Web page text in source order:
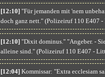
[12:10]"Für jemanden mit 'nem
doch ganz nett." (Polizeiruf 110 E407
[12:10]"Dixit dominus." "Angeber. -
alleine sind." (Polizeiruf 110 E407 -
[12:04]Kommissar: "Extra ecclesiam